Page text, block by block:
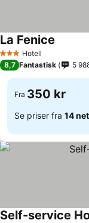
3 StjernerHotell
La Fenice
8,7 Fantastisk 5
Fra 350 kr
Se priser fra 14
Self-service